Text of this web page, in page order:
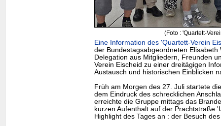
(Foto : 'Quartett-
Eine Information des 'Quartett-Verein
der Bundestagsabgeordneten
Delegation aus Mitgliedern, Freunden
Verein Eischeid zu einer dreitägigen
Austausch und historischen Einblicken
Früh am Morgen des 27. Juli startete
dem Eindruck des schrecklichen
erreichte die Gruppe mittags das
kurzen Aufenthalt auf der Prachtstraße
Highlight des Tages an : der Besuch